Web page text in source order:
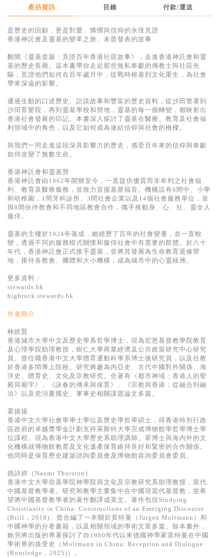
得獎作品推介
暢銷榜
英文二手書
精選英文書
電子書
基道 Top 50
產品資訊 目錄 付款/運送
是歷史的回顧，更是對愛、憐憫與信仰的永恆見證
香港神託會及靈基的變革之旅、未曾發表的故事
翻開《靈基壹築：見證百年香港社區故事》，走進香港神託會和靈
基的歷史長廊。這本書帶你走近那些無私奉獻的傳教士與社區先
驅，見證他們如何在百年歲月中，從戰時根基到文化重生，為社會
帶來深遠的影響。
通過生動的口述歷史、訪談故事和豐富的歷史資料，從沙田警署到
沙田育嬰院，再到靈基學校和營地，靈基的每一個轉變，都映射出
香港社會發展的印記。本書深入探討了靈基在醫療、教育及社會福
利領域中的角色，以及它如何成為連結信仰與社會的橋樑。
與我們一同走進這段深具影響力的歷史，感受百年來的信仰與奉獻
如何改變了無數生命。
香港神託會和靈基營
香港神託會由1962年開辦至今，一直提供優質而非牟利之社會福
利、教育及醫療服務，並致力宣揚基督福音。機構設有6間中、小學
和幼稚園，1間牙科診所、3間社會企業以及14個社會服務單位，並
與8間伙伴教會和不同地區教會合作，攜手推動身、心、社、靈全人
服侍。
靈基的主樓於1924年落成，她經歷了百年的社會變遷，並一直蛻
變，透過不同的服務模式關懷和服侍社會中有需要的群體。於八十
年代，香港神託會正式接手靈基，並將其發展為生命教育退修營
地，接待各教會、團體和大小機構，成為城市中的心靈綠洲。
更多資料：
stewards.hk
highrock.stewards.hk
作者簡介
林皓賢
香港城市大學中文及歷史學系哲學博士，現為宏恩基督教學院教育
及心理學院助理教授，樹仁大學商業經濟及公共政策研究中心研究
員。曾任職香港中文大學體育運動科學系博士後研究員，以及任教
於香港多間專上院校。研究興趣為內亞史、古代中國對外關係、海
洋史、體育史、文化及宗教研究。合著有《都市神域：香港人的聖
殿與廟宇》、《詠春的傳承與保育》、《宗教與香港：從融合到融
洽》以及党項夏國史、軍事史相關課題論文多篇。
霍揚揚
香港中文大學社會學學士學位及歷史學哲學碩士，得香港特別行政
區政府的卓越獎學金計劃支持萊斯特大學完成博物館學哲學博士學
位課程。現為香港中文大學歷史系助理講師。霍博士與海內外的文
化機構就博物館教育及文化遺產保育維持良好和緊密的合作關係。
他同時是保育歷史建築諮詢委員會及博物館咨詢委員會委員。
德詩婷（Naomi Thurston）
香港中文大學崇基學院神學院與文化及宗教研究系助理教授，當代
中國基督教學者。研究和教學主要集中在中國現當代基督教，並希
望將中國基督教學者的著作翻譯成英文。著作包括Studying
Christianity in China: Constructions of an Emerging Discourse
(Brill，2018)、曾合編了一本關於莫特曼（Jürgen Moltmann）和
中國神學的分卷書籍，以及相關領域的學術文章多篇。除本書外，
她另將出版的專著探討了自1980年代以來德國神學家莫特曼在中國
學術界的接受史（Moltmann in China: Reception and Dialogue
(Routledge，2025)）。